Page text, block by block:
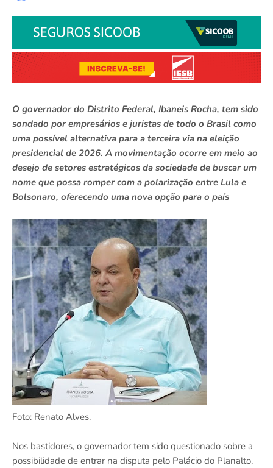
O governador do Distrito Federal, Ibaneis Rocha, tem sido
sondado por empresários e juristas de todo o Brasil como
uma possível alternativa para a terceira via na eleição
presidencial de 2026. A movimentação ocorre em meio ao
desejo de setores estratégicos da sociedade de buscar um
nome que possa romper com a polarização entre Lula e
Bolsonaro, oferecendo uma nova opção para o país
Foto: Renato Alves.
Nos bastidores, o governador tem sido questionado sobre a
possibilidade de entrar na disputa pelo Palácio do Planalto.